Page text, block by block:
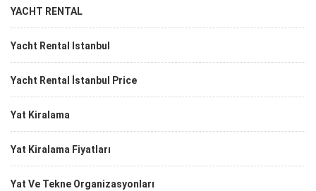
YACHT RENTAL
Yacht Rental Istanbul
Yacht Rental İstanbul Price
Yat Kiralama
Yat Kiralama Fiyatları
Yat Ve Tekne Organizasyonları